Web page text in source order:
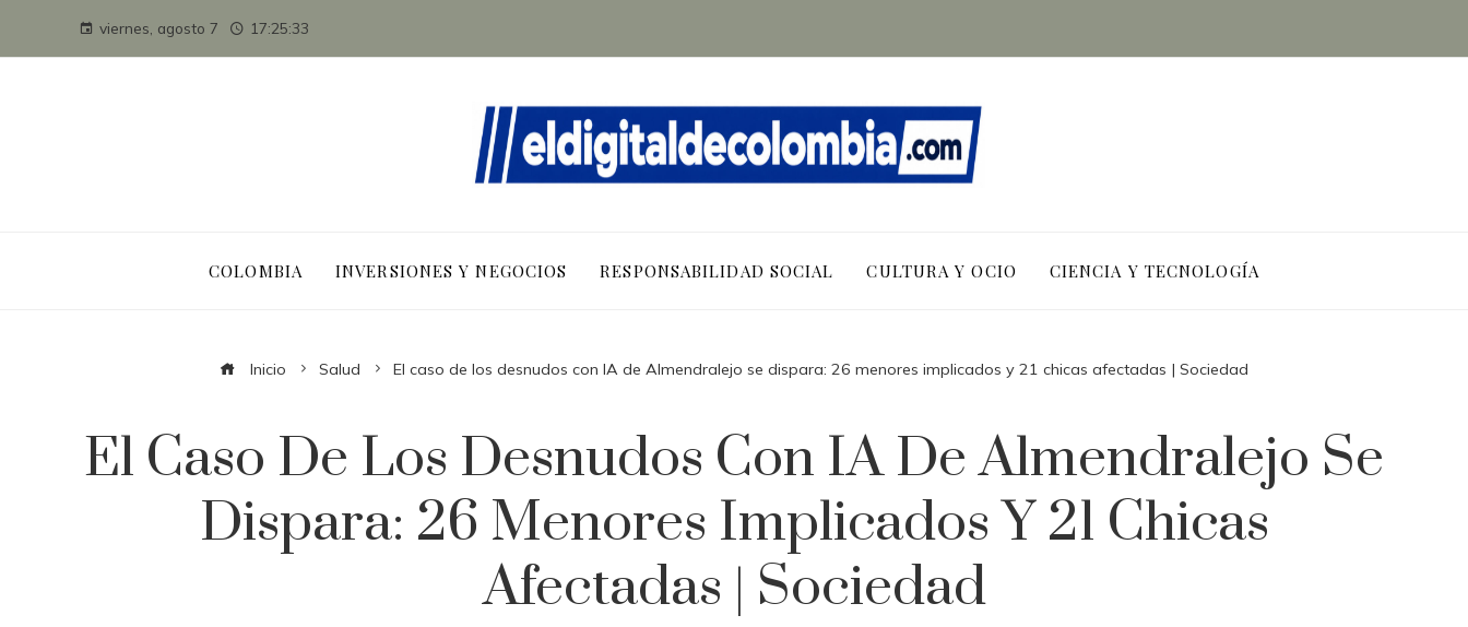
viernes, agosto 7 17:25:34
COLOMBIA INVERSIONES Y NEGOCIOS RESPONSABILIDAD SOCIAL CULTURA Y OCIO CIENCIA Y TECNOLOGÍA
Inicio Salud El caso de los desnudos con IA de Almendralejo se dispara: 26 menores implicados y 21 chicas afectadas | Sociedad
El Caso De Los Desnudos Con IA De Almendralejo Se
Dispara: 26 Menores Implicados Y 21 Chicas
Afectadas | Sociedad